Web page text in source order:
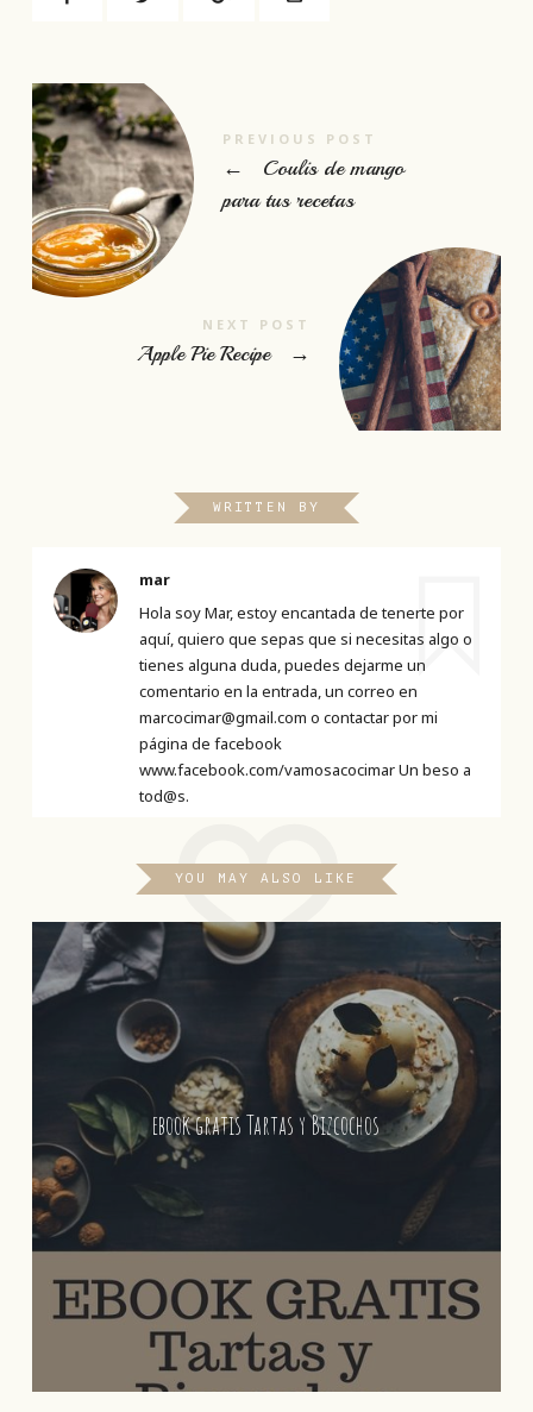
PREVIOUS POST
←
Coulis de mango
para tus recetas
NEXT POST
Apple Pie Recipe →
WRITTEN BY
mar
Hola soy Mar, estoy encantada de tenerte por
aquí, quiero que sepas que si necesitas algo o
tienes alguna duda, puedes dejarme un
comentario en la entrada, un correo en
marcocimar@gmail.com o contactar por mi
página de facebook
www.facebook.com/vamosacocimar Un beso a
tod@s.
YOU MAY ALSO LIKE
ebook gratis Tartas y Bizcochos